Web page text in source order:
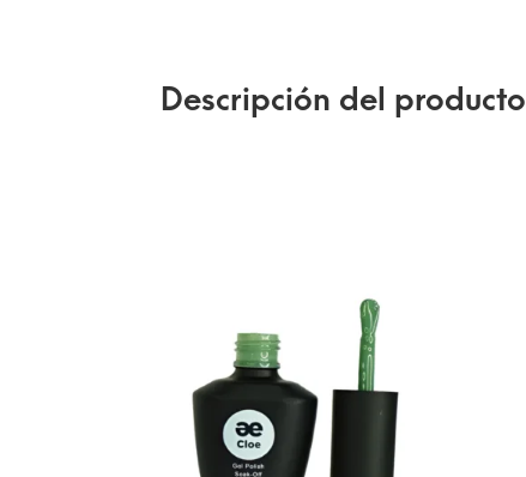
Descripción del producto